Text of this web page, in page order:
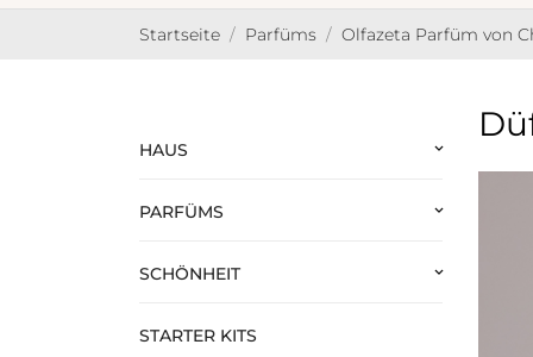
Startseite Parfüms Olfazeta Parfüm von
HAUS keyboard_arrow_down
PARFÜMS keyboard_arrow_down
SCHÖNHEIT keyboard_arrow_down
STARTER KITS